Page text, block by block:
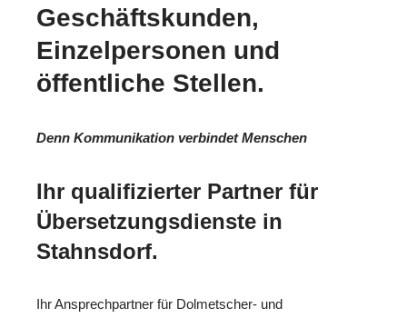
Geschäftskunden,
Einzelpersonen und
öffentliche Stellen.
Denn Kommunikation verbindet Menschen
Ihr qualifizierter Partner für
Übersetzungsdienste in
Stahnsdorf.
Ihr Ansprechpartner für Dolmetscher- und